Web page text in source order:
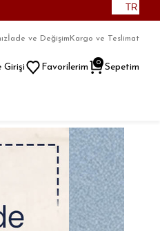
TR
İade ve Değişim Kargo ve Teslimat
Girişi Favorilerim Sepetim
0